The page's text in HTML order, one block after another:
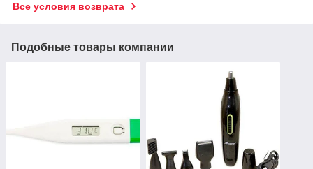
Все условия возврата
Подобные товары компании